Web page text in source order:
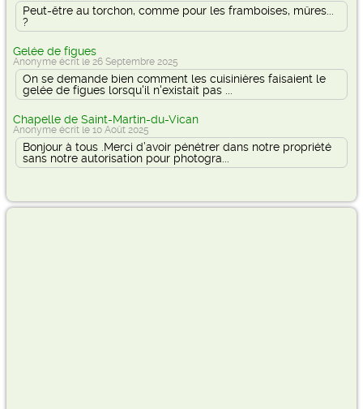
Peut-être au torchon, comme pour les framboises, mûres...
?
Gelée de figues
Anonyme écrit le 26 Septembre 2025
On se demande bien comment les cuisinières faisaient le
gelée de figues lorsqu'il n'existait pas ...
Chapelle de Saint-Martin-du-Vican
Anonyme écrit le 10 Août 2025
Bonjour à tous .Merci d’avoir pénétrer dans notre propriété
sans notre autorisation pour photogra...